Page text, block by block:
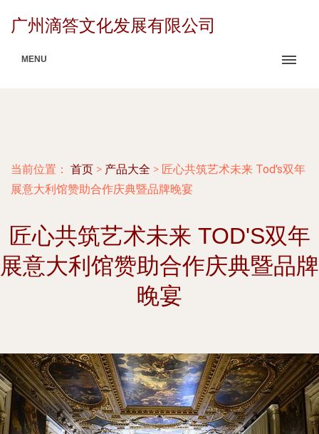
广州滴答文化发展有限公司
MENU
当前位置： 首页 > 产品大全 > 匠心共筑艺术未来 Tod's双年
展意大利馆赞助合作庆典暨品牌晚宴
匠心共筑艺术未来 TOD'S双年
展意大利馆赞助合作庆典暨品牌
晚宴